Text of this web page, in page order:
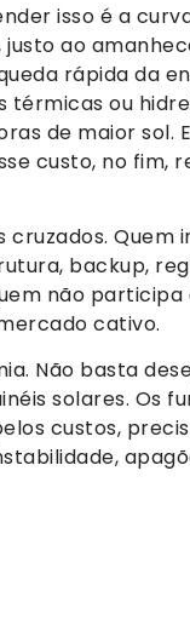
isso é a
ao
rápida da
térmicas ou
de maior sol.
custo, no fim,
cruzados.
backup,
não participa
cativo.
Não basta
solares. Os
custos,